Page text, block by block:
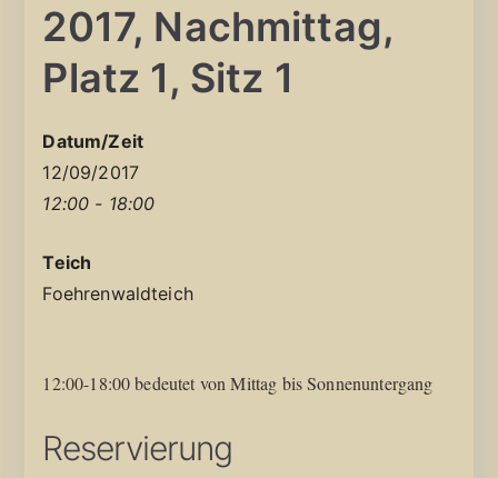
2017, Nachmittag,
Platz 1, Sitz 1
Datum/Zeit
12/09/2017
12:00 - 18:00
Teich
Foehrenwaldteich
12:00-18:00 bedeutet von Mittag bis Sonnenuntergang
Reservierung